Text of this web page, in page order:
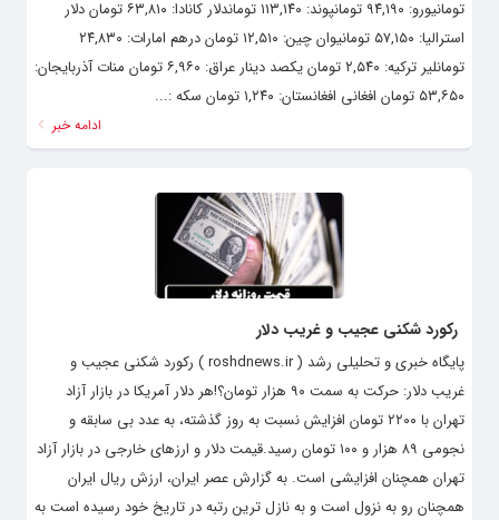
تومانیورو: ۹۴,۱۹۰ تومانپوند: ۱۱۳,۱۴۰ تومان‏دلار کانادا: ۶۳,۸۱۰ تومان‏ دلار
استرالیا: ۵۷,۱۵۰ تومانیوان چین: ۱۲,۵۱۰ تومان‌‌‏ درهم امارات: ۲۴,۸۳۰
تومان‏لیر ترکیه: ۲,۵۴۰ تومان‏ یکصد دینار عراق: ۶,۹۶۰ تومان‏ منات آذربایجان:
۵۳,۶۵۰ تومان‏ افغانی افغانستان: ۱,۲۴۰ تومان سکه :...
ادامه خبر
رکورد شکنی عجیب و غریب دلار
پایگاه خبری و تحلیلی رشد ( roshdnews.ir ) رکورد شکنی عجیب و
غریب دلار: حرکت به سمت ۹۰ هزار تومان؟!هر دلار آمریکا در بازار آزاد
تهران با ۲۲۰۰ تومان افزایش نسبت به روز گذشته، به عدد بی سابقه و
نجومی ۸۹ هزار و ۱۰۰ تومان رسید.قیمت دلار و ارزهای خارجی در بازار آزاد
تهران همچنان افزایشی است. به گزارش عصر ایران، ارزش ریال ایران
همچنان رو به نزول است و به نازل ترین رتبه در تاریخ خود رسیده است به